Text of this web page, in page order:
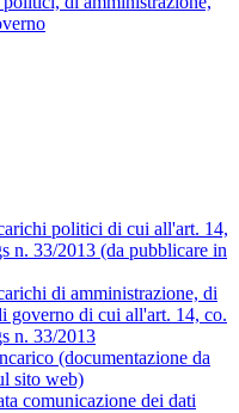
politici di cui all'art. 14,
n. 33/2013 (da pubblicare in
di amministrazione, di
governo di cui all'art. 14, co.
n. 33/2013
(documentazione da
sito web)
comunicazione dei dati